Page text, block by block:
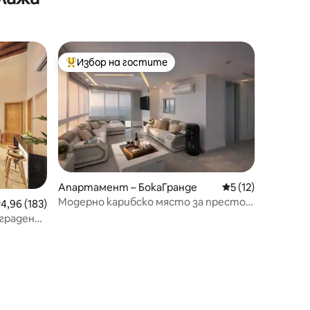
оценка: 4,96 от 5, 183 отзива
4,96 (183)
Най-популярен избор на гостите
Избор на гостите
Апартамент – БокаГранде Средна оценка:
5 (12)
Модерно карибско място за престой